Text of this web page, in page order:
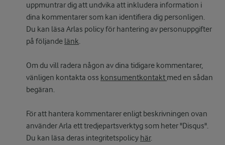
uppmuntrar dig att undvika att inkludera information i
dina kommentarer som kan identifiera dig personligen.
Du kan läsa Arlas policy för hantering av personuppgifter
på följande länk.
Om du vill radera någon av dina tidigare kommentarer,
vänligen kontakta oss konsumentkontakt med en sådan
begäran.
För att hantera kommentarer enligt beskrivningen ovan
använder Arla ett tredjepartsverktyg som heter "Disqus".
Du kan läsa deras integritetspolicy här.